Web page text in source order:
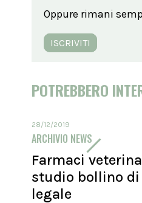
Oppure rimani
ISCRIVITI
POTREBBERO
28/12/2019
ARCHIVIO NEWS
Farmaci
studio bollino
legale